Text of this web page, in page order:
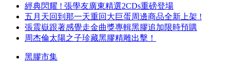
經典閃耀 ! 張學友廣東精選2CDs重磅登場
五月天回到那一天重回大巨蛋周邊商品全新上架 !
張震嶽跟著感覺走金曲獎專輯黑膠追加限時預購
周杰倫太陽之子珍藏黑膠精雕出擊！
黑膠市集